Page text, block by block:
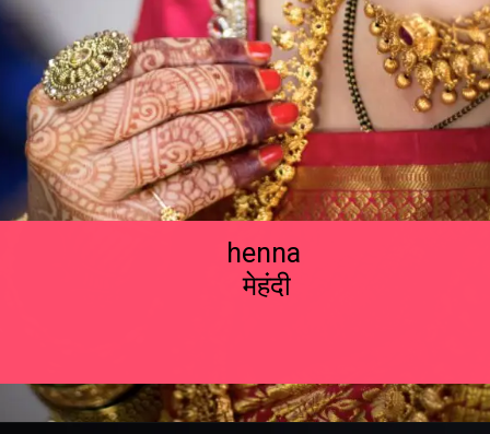
henna
मेहंदी